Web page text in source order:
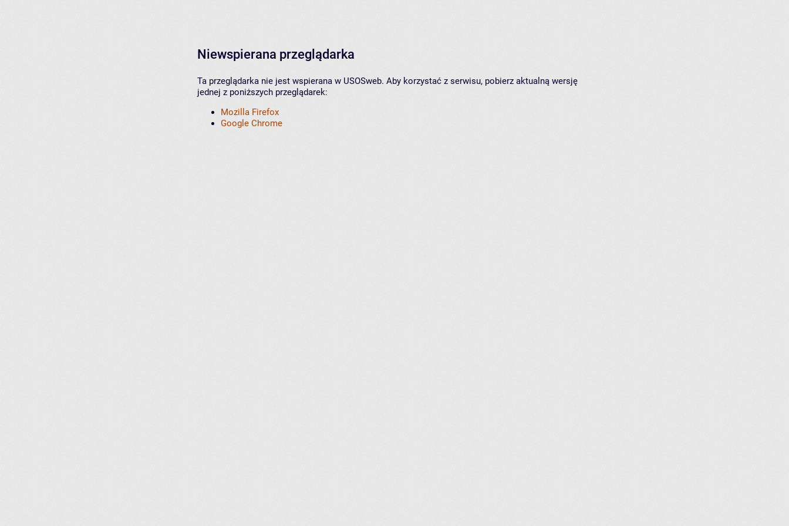
Niewspierana przeglądarka
Ta przeglądarka nie jest wspierana w USOSweb. Aby korzystać z serwisu, pobierz aktualną wersję
jednej z poniższych przeglądarek:
Mozilla Firefox
Google Chrome